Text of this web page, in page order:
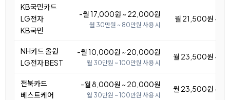
KB국민카드
LG전자
KB국민
-월 17,000원 ~ 22,000원
월 30만원 ~ 80만원 사용 시
월 21,500원 ~
NH카드 올원
LG전자 BEST
-월 10,000원 ~ 20,000원
월 30만원 ~ 100만원 사용 시
월 23,500원 ~
전북카드
베스트케어
-월 8,000원 ~ 20,000원
월 30만원 ~ 100만원 사용 시
월 23,500원 ~